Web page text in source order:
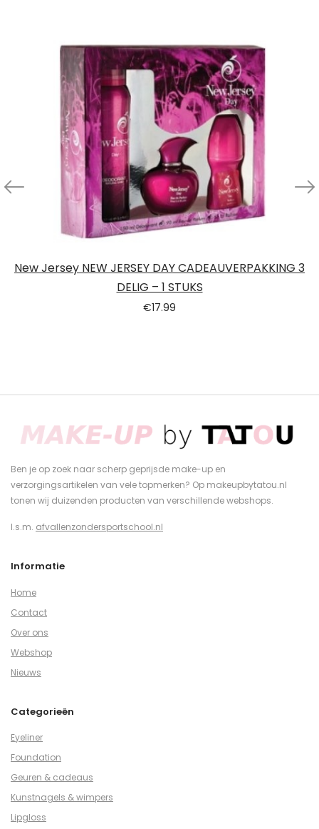
New Jersey NEW JERSEY DAY CADEAUVERPAKKING 3
DELIG – 1 STUKS
€17.99
Ben je op zoek naar scherp geprijsde make-up en
verzorgingsartikelen van vele topmerken? Op makeupbytatou.nl
tonen wij duizenden producten van verschillende webshops.
I.s.m. afvallenzondersportschool.nl
Informatie
Home
Contact
Over ons
Webshop
Nieuws
Categorieën
Eyeliner
Foundation
Geuren & cadeaus
Kunstnagels & wimpers
Lipgloss